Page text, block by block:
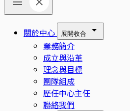
關於中心 展開收合
業務簡介
成立與沿革
理念與目標
團隊組成
歷任中心主任
聯絡我們